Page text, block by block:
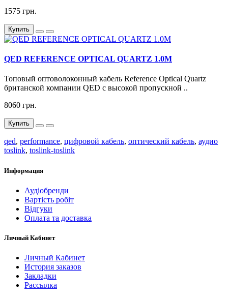
1575 грн.
Купить
QED REFERENCE OPTICAL QUARTZ 1.0M
Топовый оптоволоконный кабель Reference Optical Quartz
британской компании QED с высокой пропускной ..
8060 грн.
Купить
qed, performance, цифровой кабель, оптический кабель, аудио
toslink, toslink-toslink
Информация
Аудіобренди
Вартість робіт
Відгуки
Оплата та доставка
Личный Кабинет
Личный Кабинет
История заказов
Закладки
Рассылка